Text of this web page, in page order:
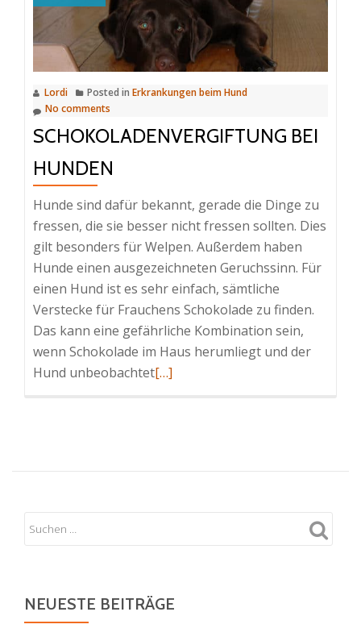
Lordi Posted in Erkrankungen beim Hund
No comments
SCHOKOLADENVERGIFTUNG BEI
HUNDEN
Hunde sind dafür bekannt, gerade die Dinge zu
fressen, die sie besser nicht fressen sollten. Dies
gilt besonders für Welpen. Außerdem haben
Hunde einen ausgezeichneten Geruchssinn. Für
einen Hund ist es sehr einfach, sämtliche
Verstecke für Frauchens Schokolade zu finden.
Das kann eine gefährliche Kombination sein,
wenn Schokolade im Haus herumliegt und der
Hund unbeobachtetRead
Hunden
[…]
NEUESTE BEITRÄGE